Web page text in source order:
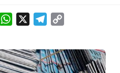
TwitterWhatsApp Telegram